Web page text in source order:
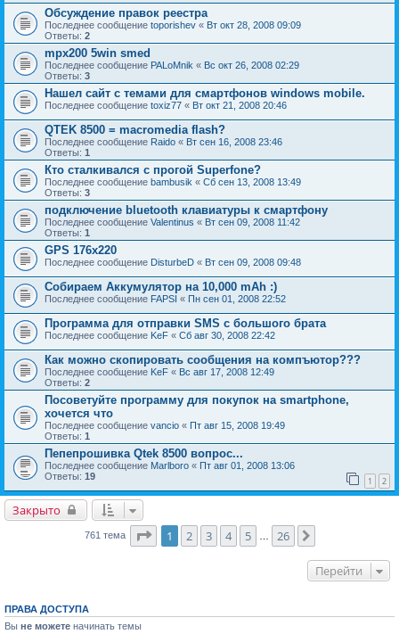
Обсуждение правок реестра
Последнее сообщение toporishev « Вт окт 28, 2008 09:09
Ответы: 2
mpx200 5win smed
Последнее сообщение PALoMnik « Вс окт 26, 2008 02:29
Ответы: 3
Нашел сайт с темами для смартфонов windows mobile.
Последнее сообщение toxiz77 « Вт окт 21, 2008 20:46
QTEK 8500 = macromedia flash?
Последнее сообщение Raido « Вт сен 16, 2008 23:46
Ответы: 1
Кто сталкивался с прогой Superfone?
Последнее сообщение bambusik « Сб сен 13, 2008 13:49
Ответы: 3
подключение bluetooth клавиатуры к смартфону
Последнее сообщение Valentinus « Вт сен 09, 2008 11:42
Ответы: 1
GPS 176x220
Последнее сообщение DisturbeD « Вт сен 09, 2008 09:48
Собираем Аккумулятор на 10,000 mAh :)
Последнее сообщение FAPSI « Пн сен 01, 2008 22:52
Программа для отправки SMS c большого брата
Последнее сообщение KeF « Сб авг 30, 2008 22:42
Как можно скопировать сообщения на компъютор???
Последнее сообщение KeF « Вс авг 17, 2008 12:49
Ответы: 2
Посоветуйте программу для покупок на smartphone,
хочется что
Последнее сообщение vancio « Пт авг 15, 2008 19:49
Ответы: 1
Пепепрошивка Qtek 8500 вопрос...
Последнее сообщение Marlboro « Пт авг 01, 2008 13:06
Ответы: 19 1 2
Закрыто
761 тема Страница1 из
1 2 3 4 5 26
Перейти
ПРАВА ДОСТУПА
Вы не можете начинать темы